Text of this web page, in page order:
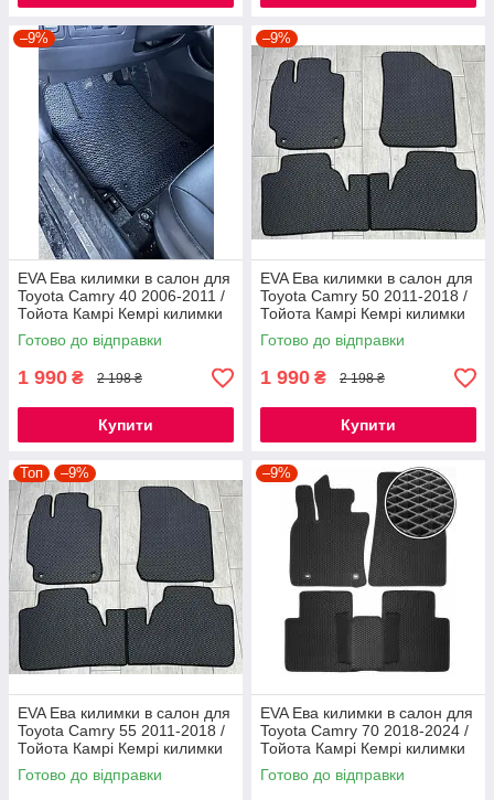
–9%
EVA Ева килимки в салон для
Toyota Camry 40 2006-2011 /
Тойота Камрі Кемрі килимки
Готово до відправки
1 990 ₴ 2 198 ₴
Купити
–9%
EVA Ева килимки в салон для
Toyota Camry 50 2011-2018 /
Тойота Камрі Кемрі килимки
Готово до відправки
1 990 ₴ 2 198 ₴
Купити
Топ –9%
EVA Ева килимки в салон для
Toyota Camry 55 2011-2018 /
Тойота Камрі Кемрі килимки
Готово до відправки
–9%
EVA Ева килимки в салон для
Toyota Camry 70 2018-2024 /
Тойота Камрі Кемрі килимки
Готово до відправки